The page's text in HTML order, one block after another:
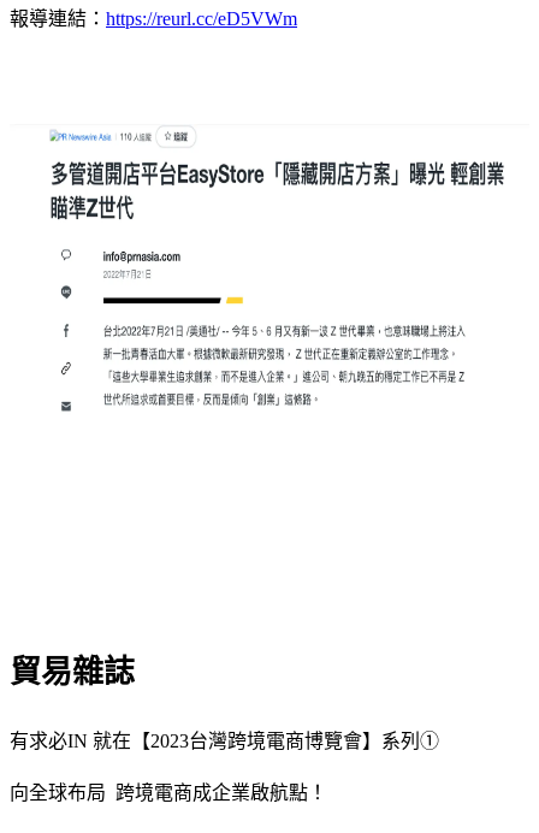
報導連結： https://reurl.cc/eD5VWm
貿易雜誌
有求必IN 就在【2023台灣跨境電商博覽會】系列➀
向全球布局 跨境電商成企業啟航點！